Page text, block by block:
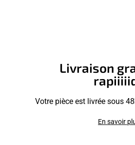
Livraison
Votre pièce est livrée sous
En savoir